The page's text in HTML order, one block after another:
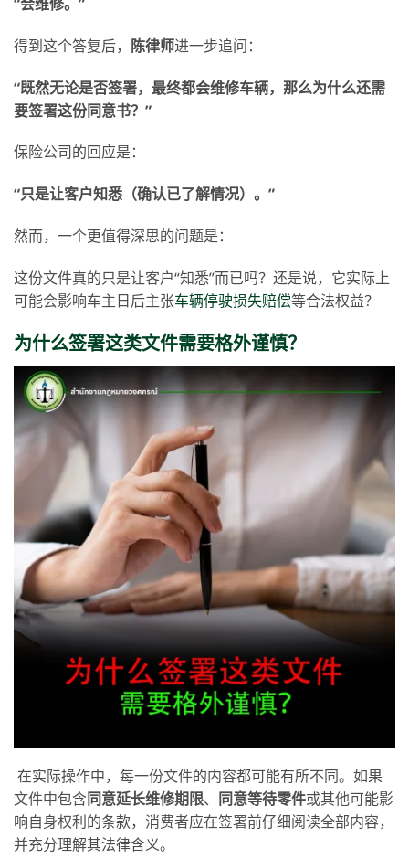
“会维修。 ”
得到这个答复后， 陈律师进一步追问：
“既然无论是否签署，最终都会维修车辆，那么为什么还需
要签署这份同意书？ ”
保险公司的回应是：
“只是让客户知悉（确认已了解情况）。 ”
然而，一个更值得深思的问题是：
这份文件真的只是让客户“知悉”而已吗？还是说，它实际上
可能会影响车主日后主张车辆停驶损失赔偿等合法权益？
为什么签署这类文件需要格外谨慎？
在实际操作中，每一份文件的内容都可能有所不同。如果
文件中包含同意延长维修期限、 同意等待零件或其他可能影
响自身权利的条款，消费者应在签署前仔细阅读全部内容，
并充分理解其法律含义。